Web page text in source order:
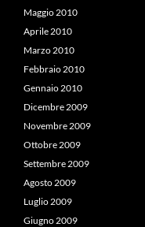
Maggio 2010
Aprile 2010
Marzo 2010
Febbraio 2010
Gennaio 2010
Dicembre 2009
Novembre 2009
Ottobre 2009
Settembre 2009
Agosto 2009
Luglio 2009
Giugno 2009